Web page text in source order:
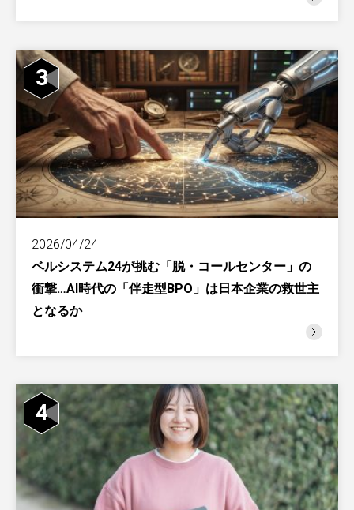
3
2026/04/24
ベルシステム24が挑む「脱・コールセンター」の
衝撃…AI時代の「伴走型BPO」は日本企業の救世主
となるか
4